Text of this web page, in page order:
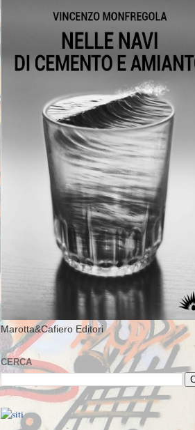
Marotta&Cafiero Editori
CERCA